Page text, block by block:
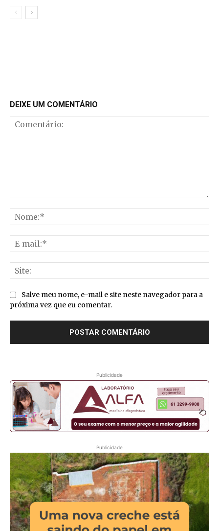
DEIXE UM COMENTÁRIO
Salve meu nome, e-mail e site neste navegador para a
próxima vez que eu comentar.
Publicidade
Publicidade